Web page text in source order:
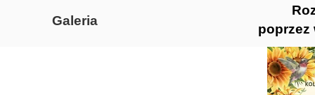
poprzez
Galeria